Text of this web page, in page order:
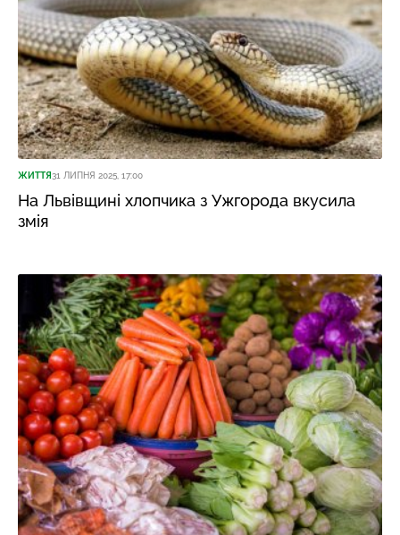
ЖИТТЯ31 ЛИПНЯ 2025, 17:00
На Львівщині хлопчика з Ужгорода вкусила
змія